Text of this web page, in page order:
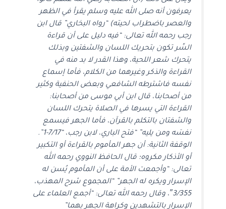
يعرفون أنه صلى الله عليه وسلم يقرأ في الظهر
والعصر باضطراب لحيته) “رواه البخاري” قال ابن
رجب رحمه الله تعالى: “فيه دليل على أن قراءة
السِّر تكون بتحريك اللسان والشفتين وبذلك
يتحرك شعر اللحية، وهذا القدر لا بد منه في
القراءة والذكر وغيرهما من الكلام، فأما إسماع
نفسه فاشترطه الشافعي وبعض الحنفية وكثير
من أصحابنا، قال ابن أبي موسى من أصحابنا:
القراءة التي يسرها في الصلاة يتحرك اللسان
والشفتان بالتكلم بالقرآن، فأما الجهر فيسمع
نفسَه ومن يليه” “فتح الباري، لابن رجب، “7/17-1”.
الوقفة الثانية: أن جهر المأموم بالقراءة أو التكبير
أو الأذكار مكروه؛ قال الحافظ النووي رحمه الله
تعالى: “وأجمعت الأمة على أن المأموم يُسن له
الإسرار ويكره له الجهر” “المجموع شرح المهذب،
3/355″، وقال رحمه الله تعالى: “أجمع العلماء على
الإسرار بالتشهدين وكراهة الجهر بهما”